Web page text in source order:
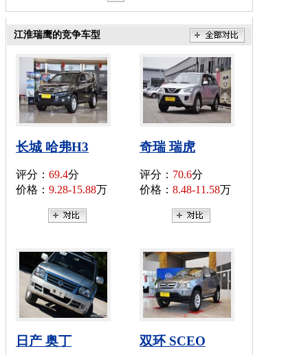
江淮瑞鹰的竞争车型
长城 哈弗H3
评分： 69.4分
价格： 9.28-15.88万
奇瑞 瑞虎
评分： 70.6分
价格： 8.48-11.58万
日产 奥丁 双环 SCEO